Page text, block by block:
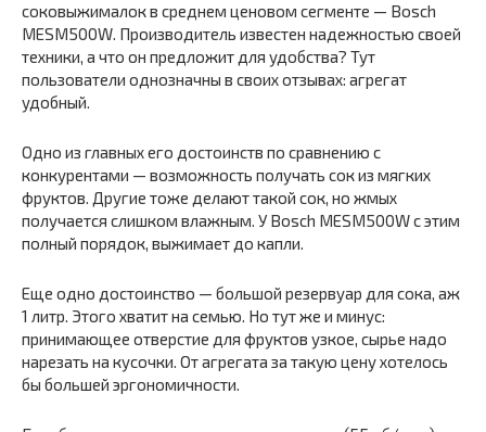
соковыжималок в среднем ценовом сегменте — Bosch
MESM500W. Производитель известен надежностью своей
техники, а что он предложит для удобства? Тут
пользователи однозначны в своих отзывах: агрегат
удобный.
Одно из главных его достоинств по сравнению с
конкурентами — возможность получать сок из мягких
фруктов. Другие тоже делают такой сок, но жмых
получается слишком влажным. У Bosch MESM500W с этим
полный порядок, выжимает до капли.
Еще одно достоинство — большой резервуар для сока, аж
1 литр. Этого хватит на семью. Но тут же и минус:
принимающее отверстие для фруктов узкое, сырье надо
нарезать на кусочки. От агрегата за такую цену хотелось
бы большей эргономичности.